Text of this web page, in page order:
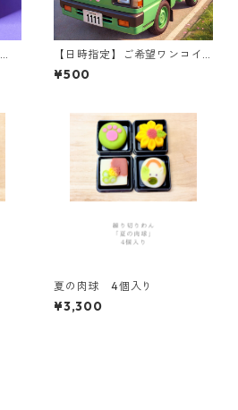
【日時指定】ご希望ワンコイ
ン
¥500
夏の肉球 4個入り
¥3,300